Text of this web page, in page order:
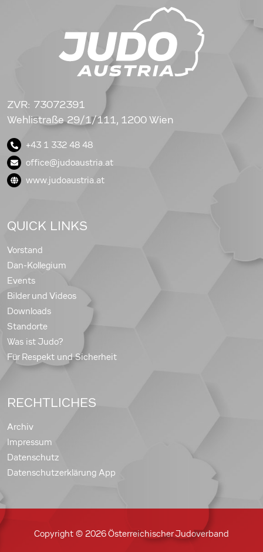
ZVR: 73072391
Wehlistraße 29/1/111, 1200 Wien
+43 1 332 48 48
office@judoaustria.at
www.judoaustria.at
QUICK LINKS
Vorstand
Dan-Kollegium
Events
Bilder und Videos
Downloads
Standorte
Was ist Judo?
Für Respekt und Sicherheit
RECHTLICHES
Archiv
Impressum
Datenschutz
Datenschutzerklärung App
Copyright © 2026 Österreichischer Judoverband